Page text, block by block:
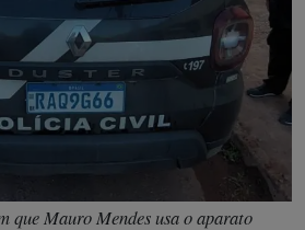
que Mauro Mendes usa o aparato